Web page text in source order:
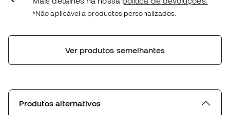
*Não aplicável a productos personalizados.
Ver produtos semelhantes
Produtos alternativos